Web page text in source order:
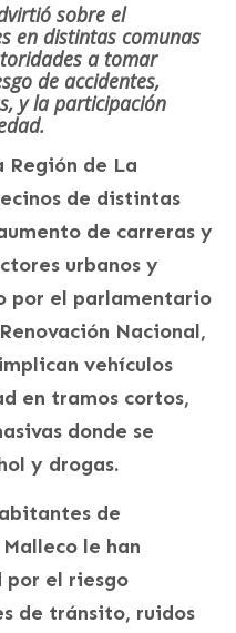
sobre el
en distintas comunas
a tomar
de accidentes,
y la participación
Región de La
de distintas
de carreras y
urbanos y
por el parlamentario
Nacional,
vehículos
en tramos cortos,
donde se
y drogas.
de
le han
por el riesgo
de tránsito, ruidos